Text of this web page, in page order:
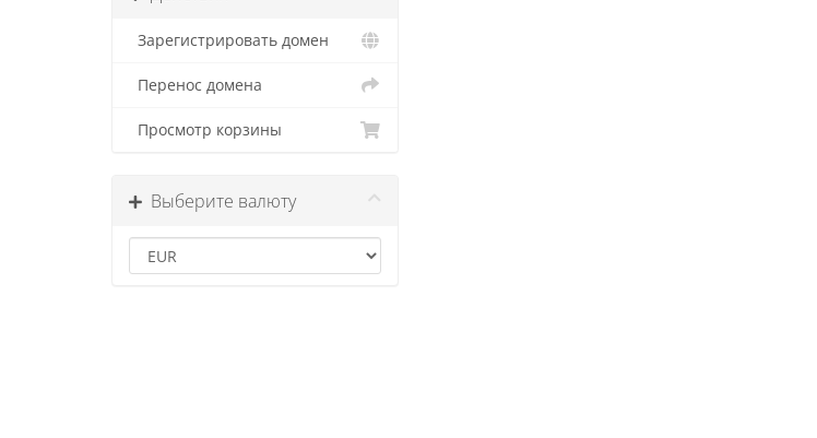
Зарегистрировать домен
Перенос домена
Просмотр корзины
Выберите валюту